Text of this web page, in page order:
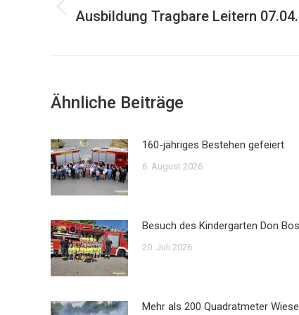
Vorheriger
Ausbildung Tragbare Leitern
Ähnliche Beiträge
160-jähriges Bestehen gefeiert
6. August 2026
Besuch des Kindergarten Don
20. Juli 2026
Mehr als 200 Quadratmeter